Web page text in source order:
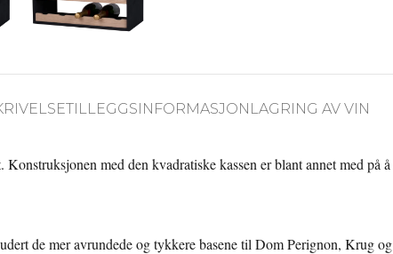
TILLEGGSINFORMASJON LAGRING AV VIN
med den kvadratiske kassen er blant annet med på
de mer avrundede og tykkere basene til Dom Perignon, Krug